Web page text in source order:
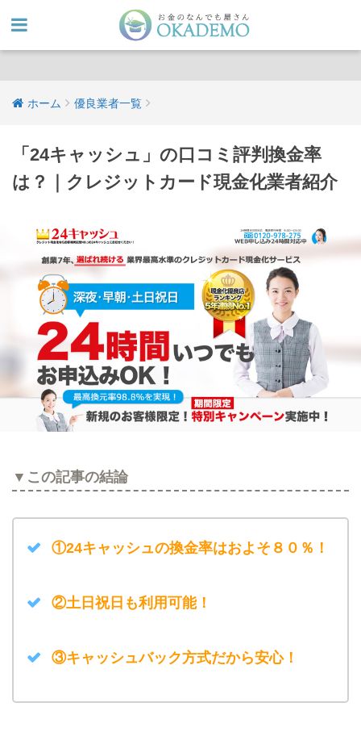
ホーム 優良業者一覧
「24キャッシュ」の口コミ評判換金率
は？｜クレジットカード現金化業者紹介
▼この記事の結論
①24キャッシュの換金率はおよそ８０％！
②土日祝日も利用可能！
③キャッシュバック方式だから安心！